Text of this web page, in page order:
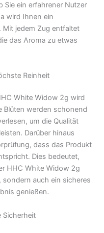
Sie ein erfahrener Nutzer
wird Ihnen ein
Mit jedem Zug entfaltet
das Aroma zu etwas
Reinheit
White Widow 2g wird
Blüten werden schonend
um die Qualität
Darüber hinaus
dass das Produkt
Dies bedeutet,
HHC White Widow 2g
auch ein sicheres
genießen.
Sicherheit